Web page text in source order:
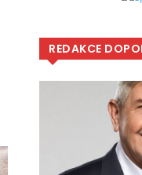
REDAKCE